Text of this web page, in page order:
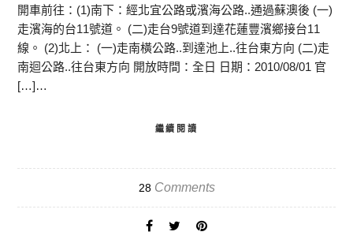
開車前往：(1)南下：經北宜公路或濱海公路..通過蘇澳後 (一)
走濱海的台11號道。 (二)走台9號道到達花蓮豐濱鄉接台11
線。 (2)北上： (一)走南橫公路..到達池上..往台東方向 (二)走
南迴公路..往台東方向 開放時間：全日 日期：2010/08/01 官
[…]…
繼續閱讀
28Comments